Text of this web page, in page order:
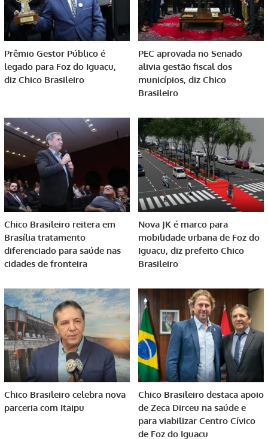
Prêmio Gestor Público é
legado para Foz do Iguaçu,
diz Chico Brasileiro
PEC aprovada no Senado
alivia gestão fiscal dos
municípios, diz Chico
Brasileiro
Chico Brasileiro reitera em
Brasília tratamento
diferenciado para saúde nas
cidades de fronteira
Nova JK é marco para
mobilidade urbana de Foz do
Iguaçu, diz prefeito Chico
Brasileiro
Chico Brasileiro celebra nova
parceria com Itaipu
Chico Brasileiro destaca apoio
de Zeca Dirceu na saúde e
para viabilizar Centro Cívico
de Foz do Iguaçu